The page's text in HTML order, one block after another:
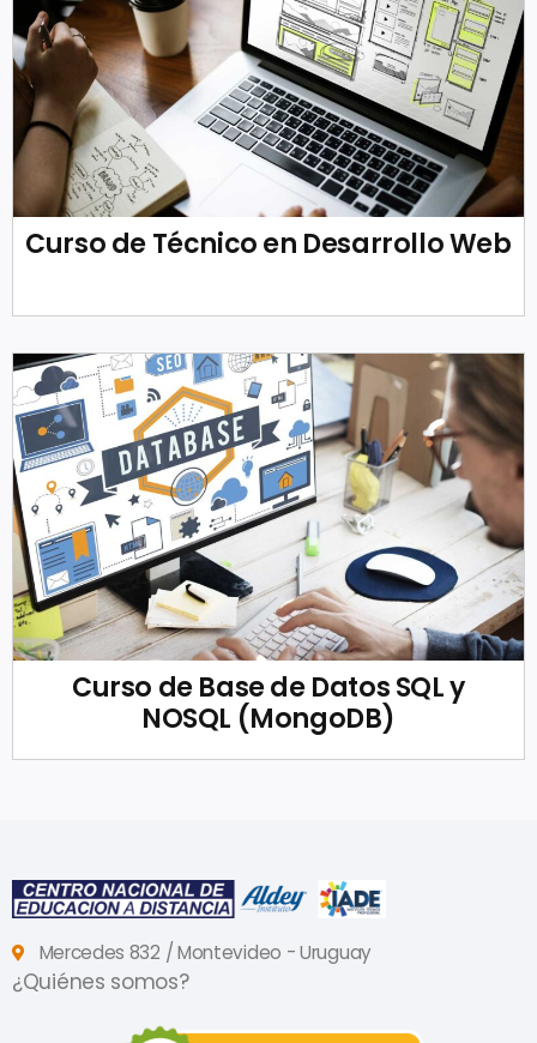
Curso de Técnico en Desarrollo Web
Curso de Base de Datos SQL y
NOSQL (MongoDB)
Mercedes 832 / Montevideo - Uruguay
¿Quiénes somos?